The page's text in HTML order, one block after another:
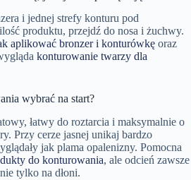
i jednej strefy konturu pod
produktu, przejdź do nosa i żuchwy.
aplikować bronzer i konturówkę oraz
konturowanie twarzy dla
wybrać na start?
łatwy do roztarcia i maksymalnie o
Przy cerze jasnej unikaj bardzo
jak plama opalenizny. Pomocna
do konturowania, ale odcień zawsze
tylko na dłoni.